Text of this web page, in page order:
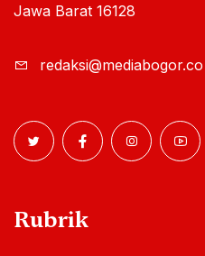
Jawa Barat 16128
redaksi@mediabogor.co
Rubrik